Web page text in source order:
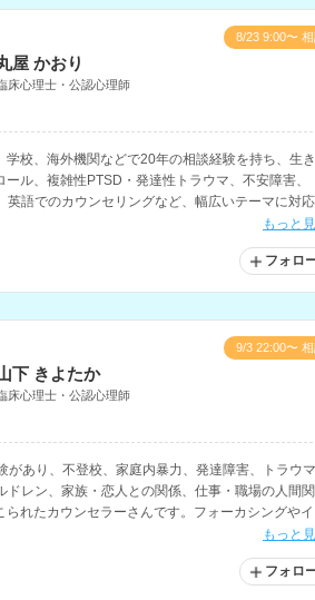
屋 かおり
床心理士・公認心理師
学校、海外機関などで20年の相談経験を持ち、生
ール、複雑性PTSD・発達性トラウマ、不安障害、
英語でのカウンセリングなど、幅広いテーマに対
ーさんです。複数の専門的技法を統合し、一人ひ
もっと
フォロ
8/23 9:00〜
下 きよたか
床心理士・公認心理師
があり、不登校、家庭内暴力、発達障害、トラウマ
ドレン、家族・恋人との関係、仕事・職場の人間
られたカウンセラーさんです。フォーカシングや
チャイルドワーク、トラウマに特化した技法など
もっと
フォロ
9/3 22:00〜